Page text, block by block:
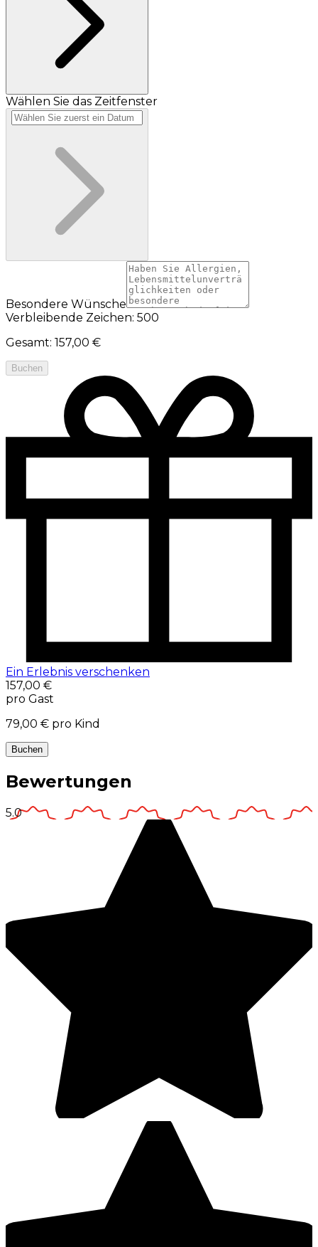
Wählen Sie das Zeitfenster
Besondere Wünsche
Verbleibende Zeichen: 500
Gesamt: 157,00 €
Buchen
Ein Erlebnis verschenken
157,00 €
pro Gast
79,00 € pro Kind
Buchen
Bewertungen
5.0